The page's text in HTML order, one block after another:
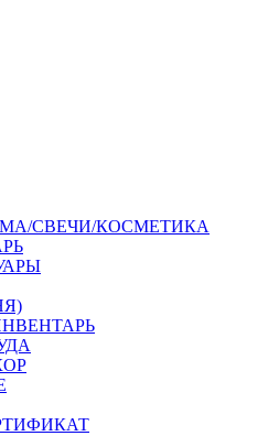
СВЕЧИ/КОСМЕТИКА